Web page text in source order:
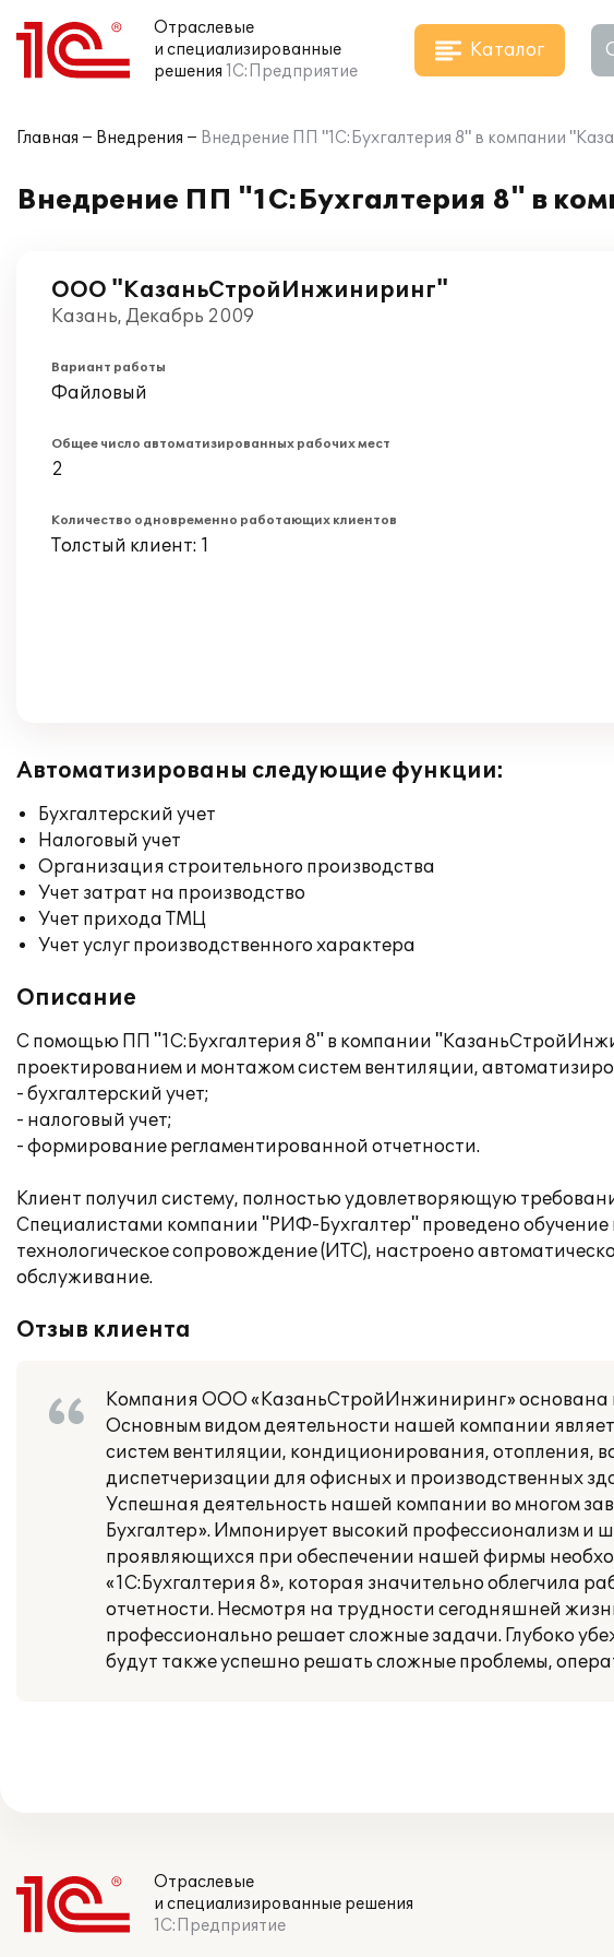
Отраслевые
и специализированные
решения 1С:Предприятие
Каталог
Главная Внедрения Внедрение ПП "1С:Бухгалтерия 8" в компании
Внедрение ПП "1С:Бухгалтерия 8" в
ООО "КазаньСтройИнжиниринг"
Казань, Декабрь 2009
Вариант работы
Файловый
Общее число автоматизированных рабочих мест
2
Количество одновременно работающих клиентов
Толстый клиент: 1
Автоматизированы следующие функции:
Бухгалтерский учет
Налоговый учет
Организация строительного производства
Учет затрат на производство
Учет прихода ТМЦ
Учет услуг производственного характера
Описание
С помощью ПП "1С:Бухгалтерия 8" в компании
проектированием и монтажом систем вентиляции,
- бухгалтерский учет;
- налоговый учет;
- формирование регламентированной отчетности.
Клиент получил систему, полностью удовлетворяющую
Специалистами компании "РИФ-Бухгалтер" проведено
технологическое сопровождение (ИТС), настроено
обслуживание.
Отзыв клиента
Компания ООО «КазаньСтройИнжиниринг» основана
Основным видом деятельности нашей компании
систем вентиляции, кондиционирования, отопления,
диспетчеризации для офисных и производственных
Успешная деятельность нашей компании во многом
Бухгалтер». Импонирует высокий профессионализм
проявляющихся при обеспечении нашей фирмы
«1С:Бухгалтерия 8», которая значительно облегчила
отчетности. Несмотря на трудности сегодняшней
профессионально решает сложные задачи. Глубоко
будут также успешно решать сложные проблемы,
Отраслевые
и специализированные решения
1С:Предприятие